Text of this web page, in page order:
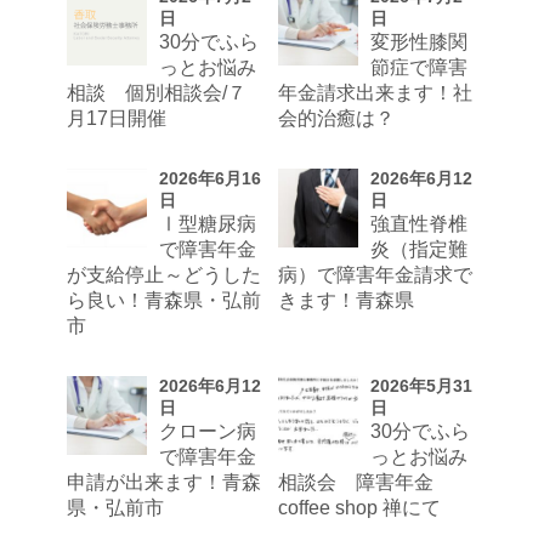
日
30分でふら
っとお悩み
相談 個別相談会/７
月17日開催
日
変形性膝関
節症で障害
年金請求出来ます！社
会的治癒は？
2026年6月16
日
Ⅰ型糖尿病
で障害年金
が支給停止～どうした
ら良い！青森県・弘前
市
2026年6月12
日
強直性脊椎
炎（指定難
病）で障害年金請求で
きます！青森県
2026年6月12
日
クローン病
で障害年金
申請が出来ます！青森
県・弘前市
2026年5月31
日
30分でふら
っとお悩み
相談会 障害年金
coffee shop 禅にて